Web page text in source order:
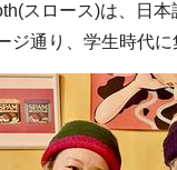
スロース)は、日
ジ通り、学生時代